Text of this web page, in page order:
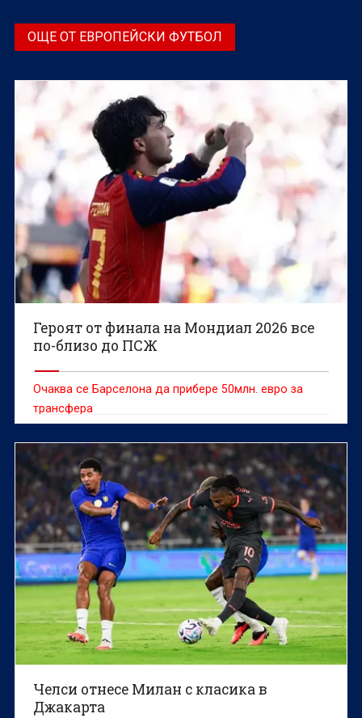
ОЩЕ ОТ ЕВРОПЕЙСКИ ФУТБОЛ
Героят от финала на Мондиал 2026 все
по-близо до ПСЖ
Очаква се Барселона да прибере 50млн. евро за
трансфера
Челси отнесе Милан с класика в
Джакарта